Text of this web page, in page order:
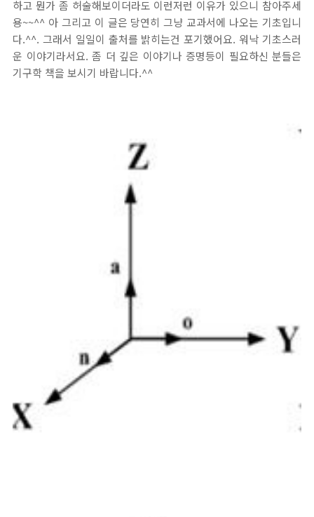
하고 뭔가 좀 허술해보이더라도 이런저런 이유가 있으니 참아주세
용~~^^ 아 그리고 이 글은 당연히 그냥 교과서에 나오는 기초입니
다.^^. 그래서 일일이 출처를 밝히는건 포기했어요. 워낙 기초스러
운 이야기라서요. 좀 더 깊은 이야기나 증명등이 필요하신 분들은
기구학 책을 보시기 바랍니다.^^